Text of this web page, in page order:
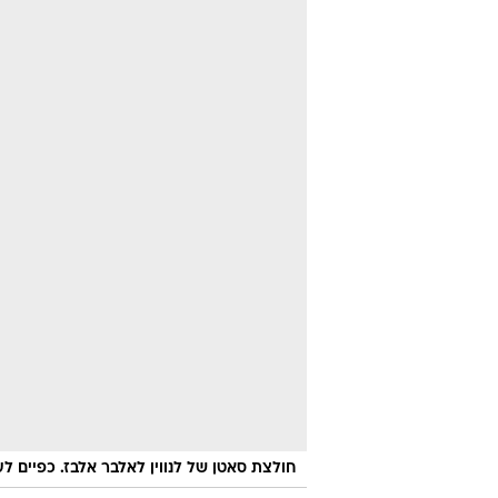
חולצת סאטן של לנווין לאלבר אלבז. כפיים